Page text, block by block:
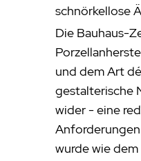
schnörkellose
Die Bauhaus-
und dem Art
gestalterische
wider - eine
wurde wie